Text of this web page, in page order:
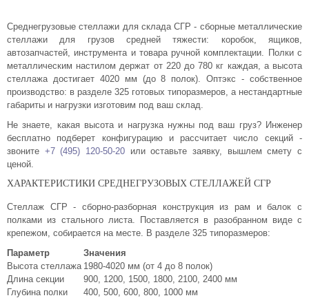
Среднегрузовые стеллажи для склада СГР - сборные металлические
стеллажи для грузов средней тяжести: коробок, ящиков,
автозапчастей, инструмента и товара ручной комплектации. Полки с
металлическим настилом держат от 220 до 780 кг каждая, а высота
стеллажа достигает 4020 мм (до 8 полок). Оптэкс - собственное
производство: в разделе 325 готовых типоразмеров, а нестандартные
габариты и нагрузки изготовим под ваш склад.
Не знаете, какая высота и нагрузка нужны под ваш груз? Инженер
бесплатно подберет конфигурацию и рассчитает число секций -
звоните +7 (495) 120-50-20 или оставьте заявку, вышлем смету с
ценой.
ХАРАКТЕРИСТИКИ СРЕДНЕГРУЗОВЫХ СТЕЛЛАЖЕЙ СГР
Стеллаж СГР - сборно-разборная конструкция из рам и балок с
полками из стального листа. Поставляется в разобранном виде с
крепежом, собирается на месте. В разделе 325 типоразмеров:
Параметр
Значения
Высота стеллажа 1980-4020 мм (от 4 до 8 полок)
Длина секции
900, 1200, 1500, 1800, 2100, 2400 мм
Глубина полки
400, 500, 600, 800, 1000 мм